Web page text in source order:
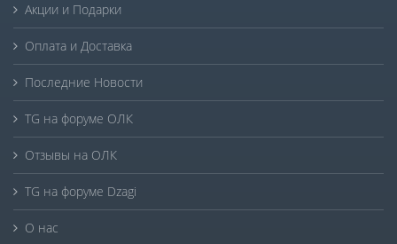
Акции и Подарки
Оплата и Доставка
Последние Новости
TG на форуме ОЛК
Отзывы на ОЛК
TG на форуме Dzagi
О нас